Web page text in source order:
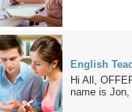
English
Hi All,
name is